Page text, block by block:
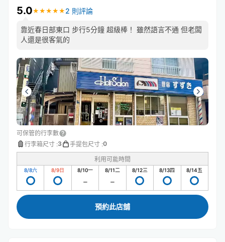
5.0★ ★ ★ ★ ★
★ ★ ★ ★ ★ 2 則評論
靠近春日部東口 步行5分鐘 超級棒！ 雖然語言不通 但老闆
人還是很客氣的
可保管的行李數
行李箱尺寸 :3 手提包尺寸 :0
利用可能時間
8/8六 8/9日 8/10一 8/11二 8/12三 8/13四 8/14五
預約此店舖